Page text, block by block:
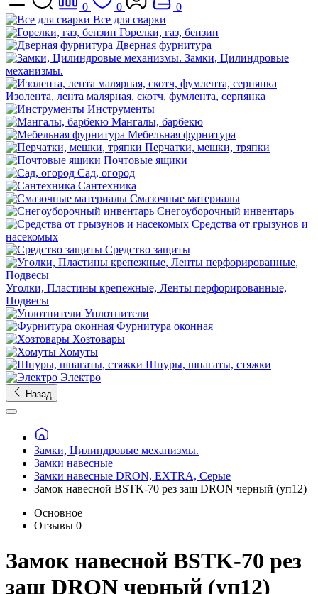
0 0
0
Все для сварки
Горелки, газ, бензин
Дверная фурнитура
Замки, Цилиндровые
механизмы.
Изолента, лента малярная, скотч, фумлента, серпянка
Инструменты
Мангалы, барбекю
Мебельная фурнитура
Перчатки, мешки, тряпки
Почтовые ящики
Сад, огород
Сантехника
Смазочные материалы
Снегоуборочный инвентарь
Средства от грызунов и
насекомых
Средство защиты
Уголки, Пластины крепежные, Ленты перфорированные,
Подвесы
Уплотнители
Фурнитура оконная
Хозтовары
Хомуты
Шнуры, шпагаты, стяжки
Электро
Назад
Замки, Цилиндровые механизмы.
Замки навесные
Замки навесные DRON, EXTRA, Серые
Замок навесной BSTK-70 рез защ DRON черный (уп12)
Основное
Отзывы 0
Замок навесной BSTK-70 рез
защ DRON черный (уп12)